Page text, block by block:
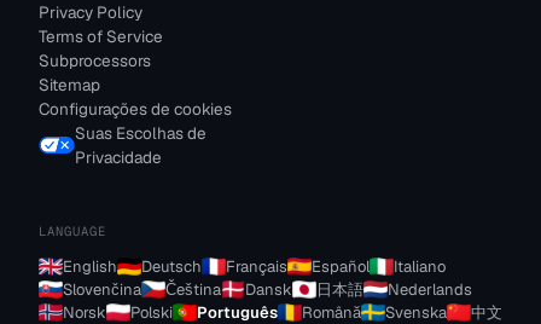
Privacy Policy
Terms of Service
Subprocessors
Sitemap
Configurações de cookies
Suas Escolhas de
Privacidade
LANGUAGE
English Deutsch Français Español
Italiano
Slovenčina
Čeština Dansk 日本語
Nederlands
Norsk
Polski Português Română Svenska 中文